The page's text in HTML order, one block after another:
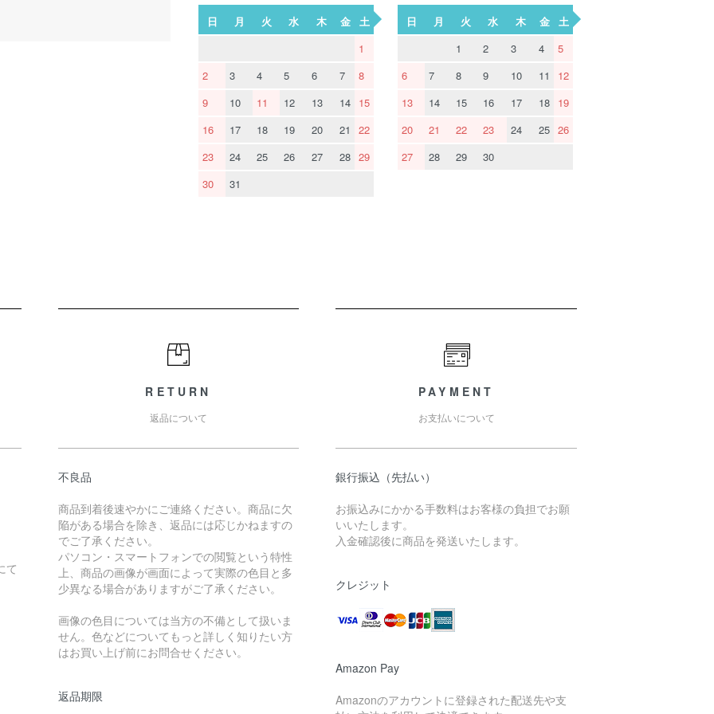
日 月 火 水 木 金
土
1
2
3 4 5 6 7
8
9
10 11 12 13 14 15
16
17 18 19 20 21
22
23
24 25 26 27 28 29
30
31
日 月 火 水 木 金
土
1
2 3 4
5
6
7 8 9 10 11
12
13
14 15 16 17 18 19
20
21 22 23 24 25 26
27
28 29 30
て
RETURN
返品について
不良品
商品到着後速やかにご連絡ください。商品に欠
陥がある場合を除き、返品には応じかねますの
でご了承ください。
パソコン・スマートフォンでの閲覧という特性
上、商品の画像が画面によって実際の色目と多
少異なる場合がありますがご了承ください。
画像の色目については当方の不備として扱いま
せん。色などについてもっと詳しく知りたい方
はお買い上げ前にお問合せください。
返品期限
PAYMENT
お支払いについて
銀行振込（先払い）
お振込みにかかる手数料はお客様の負担でお願
いいたします。
入金確認後に商品を発送いたします。
クレジット
Amazon Pay
Amazonのアカウントに登録された配送先や支